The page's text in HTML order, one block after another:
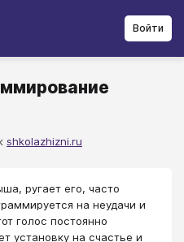
Войти
shkolazhizni.ru
ругает его, часто
на неудачи и
голос постоянно
установку на счастье и